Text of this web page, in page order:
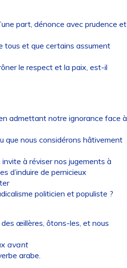
part, dénonce avec prudence et
tous et que certains assument
le respect et la paix, est-il
en admettant notre ignorance face à
que nous considérons hâtivement
invite à réviser nos jugements à
d’induire de pernicieux
politicien et populiste ?
œillères, ôtons-les, et nous
avant
arabe.